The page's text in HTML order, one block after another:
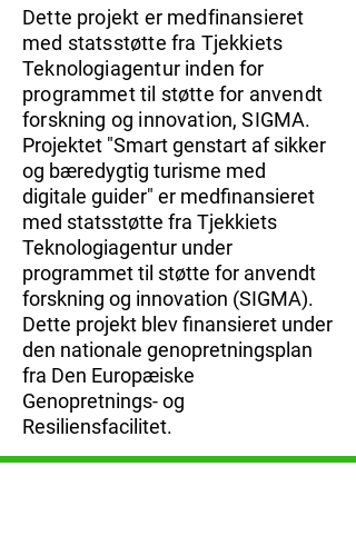
Dette projekt er medfinansieret
med statsstøtte fra Tjekkiets
Teknologiagentur inden for
programmet til støtte for anvendt
forskning og innovation, SIGMA.
Projektet "Smart genstart af sikker
og bæredygtig turisme med
digitale guider" er medfinansieret
med statsstøtte fra Tjekkiets
Teknologiagentur under
programmet til støtte for anvendt
forskning og innovation (SIGMA).
Dette projekt blev finansieret under
den nationale genopretningsplan
fra Den Europæiske
Genopretnings- og
Resiliensfacilitet.